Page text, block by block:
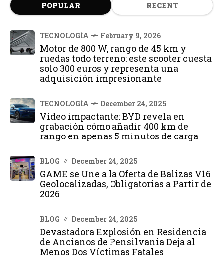
POPULAR RECENT
TECNOLOGÍA February 9, 2026
Motor de 800 W, rango de 45 km y
ruedas todo terreno: este scooter cuesta
solo 300 euros y representa una
adquisición impresionante
TECNOLOGÍA December 24, 2025
Vídeo impactante: BYD revela en
grabación cómo añadir 400 km de
rango en apenas 5 minutos de carga
BLOG December 24, 2025
GAME se Une a la Oferta de Balizas V16
Geolocalizadas, Obligatorias a Partir de
2026
BLOG December 24, 2025
Devastadora Explosión en Residencia
de Ancianos de Pensilvania Deja al
Menos Dos Víctimas Fatales